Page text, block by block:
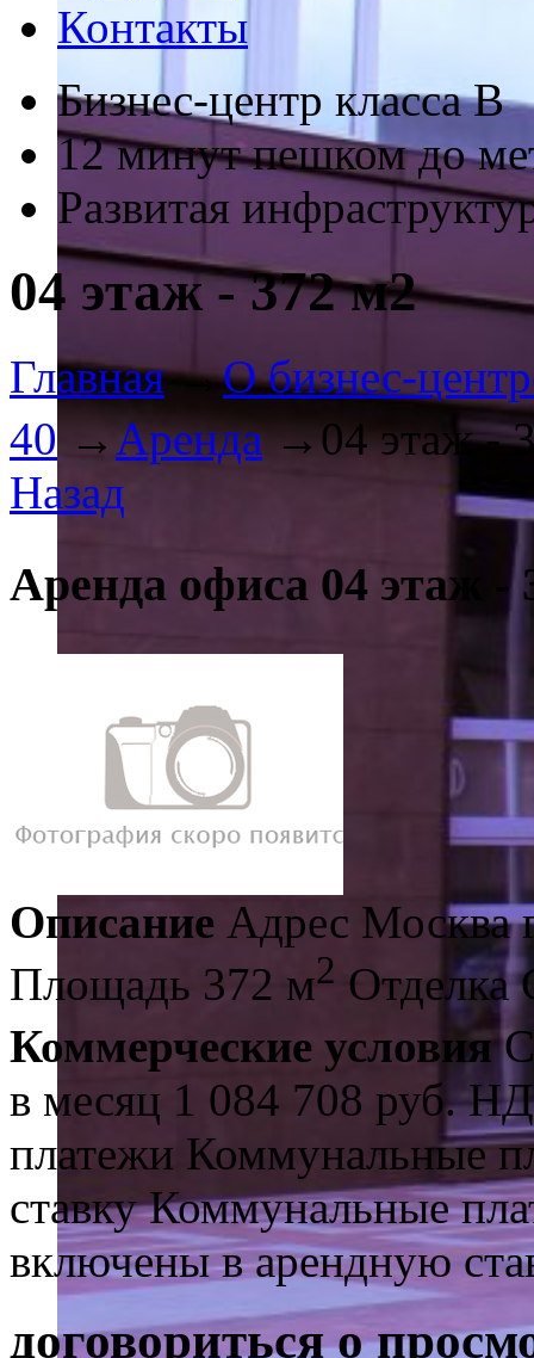
Контакты
Бизнес-центр класса В
12 минут пешком до
Развитая
04 этаж - 372 м2
Главная →О бизнес-
40 →Аренда →04 этаж -
Назад
Аренда офиса 04 этаж -
Описание Адрес Москва
Площадь 372 м2 Отделка
Коммерческие условия
в месяц 1 084 708 руб.
платежи Коммунальные
ставку Коммунальные
включены в арендную
договориться о